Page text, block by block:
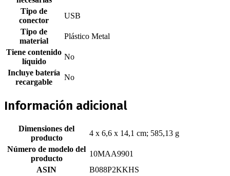
Tipo de
conector
‎USB
Tipo de
material
‎Plástico Metal
Tiene contenido
líquido
‎No
Incluye batería
recargable
‎No
Información adicional
Dimensiones del
producto
4 x 6,6 x 14,1 cm; 585,13 g
Número de modelo del
producto
10MAA9901
ASIN
B088P2KKHS